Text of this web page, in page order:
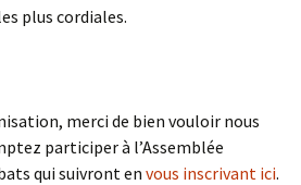
plus cordiales.
merci de bien vouloir nous
participer à l’Assemblée
qui suivront en vous inscrivant ici.